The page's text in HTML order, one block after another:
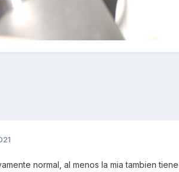
normal, al menos la mia tambien